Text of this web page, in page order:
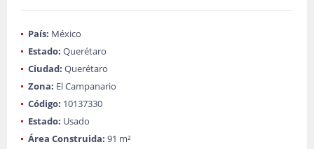
País: México
Estado: Querétaro
Ciudad: Querétaro
Zona: El Campanario
Código: 10137330
Estado: Usado
Área Construida: 91 m²